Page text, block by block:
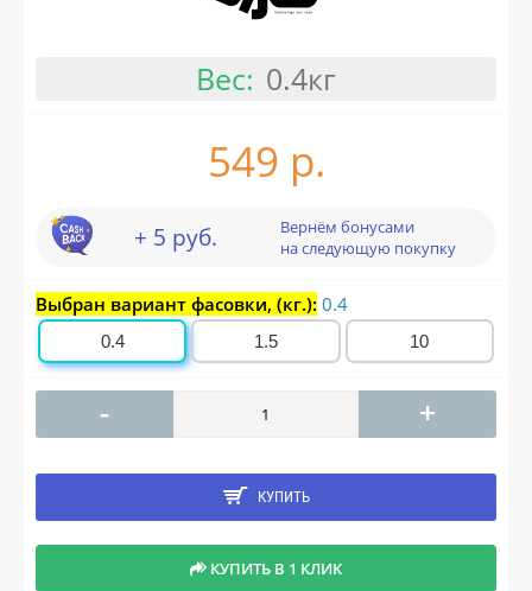
Вес: 0.4кг
549 р.
+ 5 руб.
Вернём бонусами
на следующую покупку
Выбран вариант фасовки, (кг.): 0.4
0.4 1.5 10
- +
КУПИТЬ
КУПИТЬ В 1 КЛИК